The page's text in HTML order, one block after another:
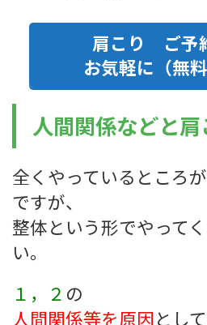
肩こり ご予
お気軽に（無
人間関係などと肩
全くやっているところ
ですが、
整体という形でやって
い。
１，２ の
人間関係等を原因とし